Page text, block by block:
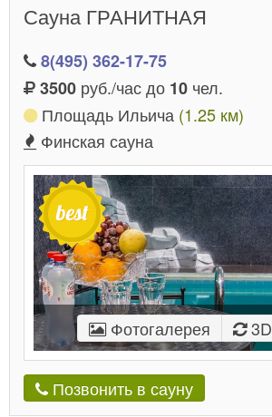
Сауна ГРАНИТНАЯ
8(495) 362-17-75
3500 руб./час до 10 чел.
Площадь Ильича (1.25 км)
Финская сауна
Фотогалерея 3D
Позвонить в сауну